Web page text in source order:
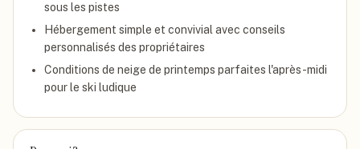
sous les pistes
Hébergement simple et convivial avec conseils
personnalisés des propriétaires
Conditions de neige de printemps parfaites l'après-midi
pour le ski ludique